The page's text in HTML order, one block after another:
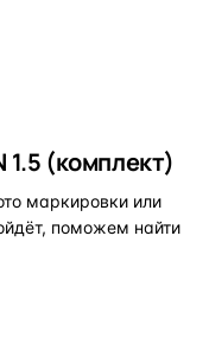
1.5 (комплект)
маркировки или
поможем найти